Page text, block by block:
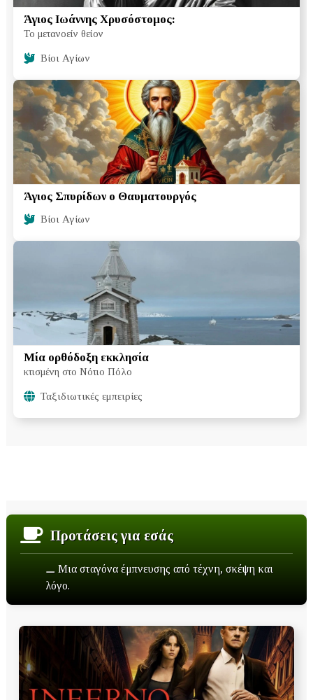
Άγιος Ιωάννης Χρυσόστομoς:
Το μετανοείν θείον
Βίοι Αγίων
Άγιος Σπυρίδων ο Θαυματουργός
Βίοι Αγίων
Μία ορθόδοξη εκκλησία
κτισμένη στο Νότιο Πόλο
Ταξιδιωτικές εμπειρίες
Προτάσεις για εσάς
⚊ Μια σταγόνα έμπνευσης από τέχνη, σκέψη και
λόγο.